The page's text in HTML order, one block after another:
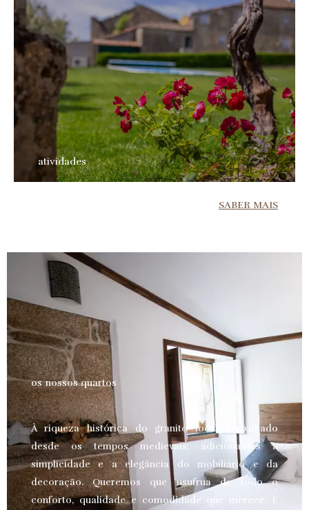
atividades
SABER MAIS
os nossos quartos
À riqueza histórica do granito local, trabalhado
desde os tempos medievais, adicionamos a
simplicidade e a elegância do mobiliário e da
decoração. Queremos que usufrua de todo o
conforto, qualidade e comodidade que merece.
E